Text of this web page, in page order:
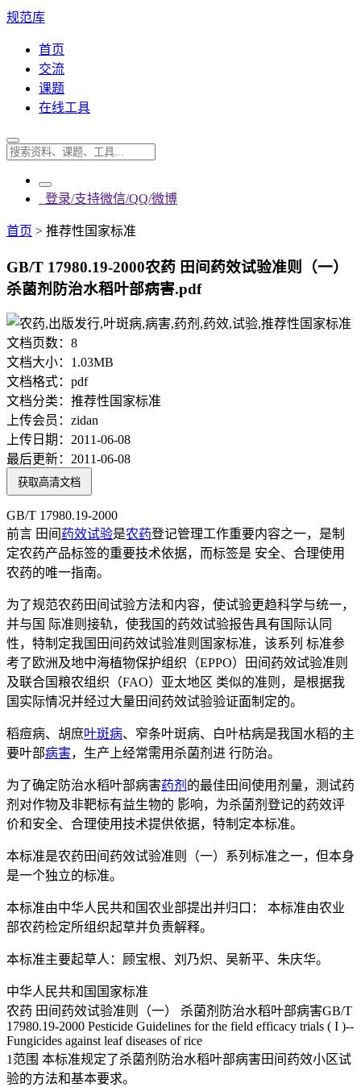
规范库
首页
交流
课题
在线工具
登录/支持微信/QQ/微博
首页 > 推荐性国家标准
GB/T 17980.19-2000农药 田间药效试验准则（一）
杀菌剂防治水稻叶部病害.pdf
文档页数： 8
文档大小： 1.03MB
文档格式： pdf
文档分类： 推荐性国家标准
上传会员： zidan
上传日期： 2011-06-08
最后更新： 2011-06-08
获取高清文档
GB/T 17980.19-2000
前言 田间 药效试验是农药登记管理工作重要内容之一，是制
定农药产品标签的重要技术依据，而标签是 安全、合理使用
农药的唯一指南。
为了规范农药田间试验方法和内容，使试验更趋科学与统一，
并与国 际准则接轨，使我国的药效试验报告具有国际认同
性，特制定我国田间药效试验准则国家标准，该系列 标准参
考了欧洲及地中海植物保护组织（EPPO）田间药效试验准则
及联合国粮农组织（FAO）亚太地区 类似的准则，是根据我
国实际情况并经过大量田间药效试验验证面制定的。
稻痘病、胡庶叶斑病、窄条叶斑病、白叶枯病是我国水稻的主
要叶部病害，生产上经常需用杀菌剂进 行防治。
为了确定防治水稻叶部病害药剂 的最佳田间使用剂量，测试药
剂对作物及非靶标有益生物的 影响，为杀菌剂登记的药效评
价和安全、合理使用技术提供依据，特制定本标准。
本标准是农药田间药效试验准则（一）系列标准之一，但本身
是一个独立的标准。
本标准由中华人民共和国农业部提出并归口： 本标准由农业
部农药检定所组织起草并负责解释。
本标准主要起草人：顾宝根、刘乃炽、吴新平、朱庆华。
中华人民共和国国家标准
农药 田间药效试验准则（一） 杀菌剂防治水稻叶部病害GB/T
17980.19-2000 Pesticide Guidelines for the field efficacy trials ( I )--
Fungicides against leaf diseases of rice
1范围 本标准规定了杀菌剂防治水稻叶部病害田间药效小区试
验的方法和基本要求。